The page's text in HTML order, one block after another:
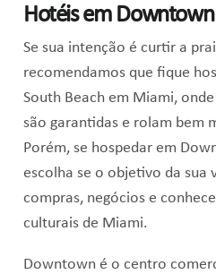
Hotéis em
Se sua intenção é curtir a
recomendamos que fique
South Beach em Miami,
são garantidas e rolam bem
Porém, se hospedar em
escolha se o objetivo da sua
compras, negócios e
culturais de Miami.
Downtown é o centro